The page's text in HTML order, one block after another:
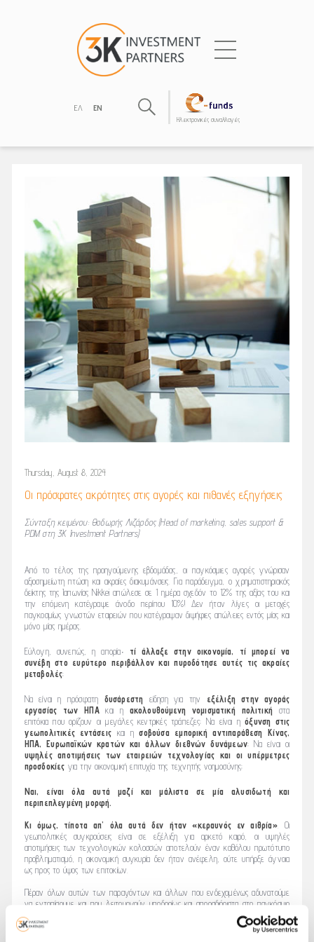
ΕΛ EN
Hλεκτρονικές συναλλαγές
Thursday, August 8, 2024
Οι πρόσφατες ακρότητες στις αγορές και πιθανές εξηγήσεις
Σύνταξη κειμένου: Θοδωρής Λιζάρδος (Head of marketing, sales support &
PDMστη3K Investment Partners)
Από το τέλος της προηγούμενης εβδομάδας, οι παγκόσμιες αγορές γνώρισαν
αξιοσημείωτη πτώση και ακραίες διακυμάνσεις. Για παράδειγμα, ο χρηματιστηριακός
δείκτης της Ιαπωνίας Nikkei απώλεσε σε 1 ημέρα σχεδόν το 12% της αξίας του και
την επόμενη κατέγραψε άνοδο περίπου 10%! Δεν ήταν λίγες οι μετοχές
παγκοσμίως γνωστών εταιρειών που κατέγραψαν διψήφιες απώλειες εντός μίας και
μόνο μίας ημέρας.
Εύλογη, συνεπώς, η απορία∙ τί άλλαξε στην οικονομία, τί μπορεί να
συνέβη στο ευρύτερο περιβάλλον και πυροδότησε αυτές τις ακραίες
μεταβολές;
Να είναι η πρόσφατη δυσάρεστη είδηση για την εξέλιξη στην αγοράς
εργασίας των ΗΠΑκαι η ακολουθούμενη νομισματική πολιτική στα
επιτόκια που ορίζουν οι μεγάλες κεντρικές τράπεζες; Να είναι ηόξυνση στις
γεωπολιτικές εντάσειςκαι ησοβούσα εμπορική αντιπαράθεση Κίνας,
ΗΠΑ, Ευρωπαϊκών κρατών και άλλων διεθνών δυνάμεων; Να είναι οι
υψηλές αποτιμήσεις των εταιρειών τεχνολογίας και οι υπέρμετρες
προσδοκίες για την οικονομική επιτυχία της τεχνητής νοημοσύνης;
Ναι, είναι όλα αυτά μαζί και μάλιστα σε μία αλυσιδωτή και
περιπεπλεγμένη μορφή.
Κι όμως, τίποτα απ’ όλα αυτά δεν ήταν «κεραυνός εν αιθρία». Οι
γεωπολιτικές συγκρούσεις είναι σε εξέλιξη για αρκετό καιρό, οι υψηλές
αποτιμήσεις των τεχνολογικών κολοσσών αποτελούν έναν καθόλου πρωτότυπο
προβληματισμό, η οικονομική συγκυρία δεν ήταν ανέφελη, ούτε υπήρξε άγνοια
ως προς το ύψος των επιτοκίων.
Πέραν όλων αυτών των παραγόντων και άλλων που ενδεχομένως αδυνατούμε
να εντοπίσουμε και που λειτουργούν υποδορίως και απροσδιόριστα στο παγκόσμιο
οικονομικό σύστημα, στην ακραία συμπεριφορά των επενδυτών κατά τις
πρόσφατες ημέρες συνέτειναν αποφασιστικά οι αθρόες ρευστοποιήσεις μετοχών από
στρατηγικές arbitrage επιτοκίου